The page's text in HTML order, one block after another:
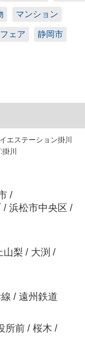
マンション
ェア 静岡市
イエステーション掛川
川
/
/ 浜松市中央区 /
山梨 / 大渕 /
/ 遠州鉄道
所前 / 桜木 /